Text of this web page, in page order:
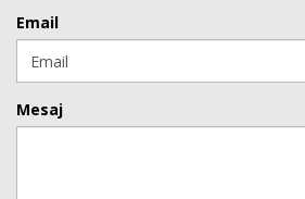
Email
Mesaj